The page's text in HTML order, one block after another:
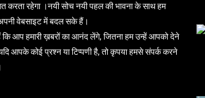
करता रहेगा ।नयी सोच नयी पहल की भावना के साथ हम
वेबसाइट में बदल सके हैं।
आप हमारी ख़बरों का आनंद लेंगे, जितना हम उन्हें आपको देने
आपके कोई प्रश्न या टिप्पणी है, तो कृपया हमसे संपर्क करने